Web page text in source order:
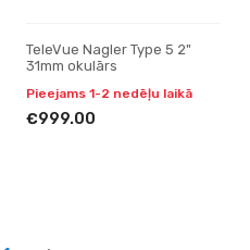
TeleVue Nagler Type 5 2"
31mm okulārs
Pieejams 1-2 nedēļu laikā
€999.00